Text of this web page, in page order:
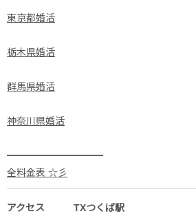
東京都婚活
栃木県婚活
群馬県婚活
神奈川県婚活
━━━━━━━━━━
全料金表 ☆彡
アクセス TXつくば駅